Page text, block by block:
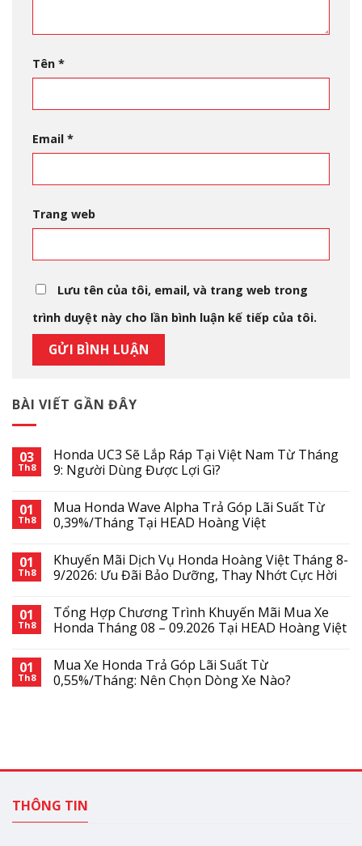
BÀI VIẾT GẦN ĐÂY
03
Th8
Honda UC3 Sẽ Lắp Ráp Tại Việt Nam Từ Tháng
9: Người Dùng Được Lợi Gì?
01
Th8
Mua Honda Wave Alpha Trả Góp Lãi Suất Từ
0,39%/Tháng Tại HEAD Hoàng Việt
01
Th8
Khuyến Mãi Dịch Vụ Honda Hoàng Việt Tháng 8-
9/2026: Ưu Đãi Bảo Dưỡng, Thay Nhớt Cực Hời
01
Th8
Tổng Hợp Chương Trình Khuyến Mãi Mua Xe
Honda Tháng 08 – 09.2026 Tại HEAD Hoàng Việt
01
Th8
Mua Xe Honda Trả Góp Lãi Suất Từ
0,55%/Tháng: Nên Chọn Dòng Xe Nào?
Tên *
Email *
Trang web
Lưu tên của tôi, email, và trang web trong
trình duyệt này cho lần bình luận kế tiếp của tôi.
THÔNG TIN